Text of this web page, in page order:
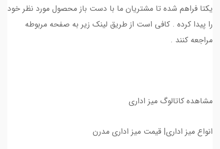
یکتا فراهم شده تا مشتریان ما با دست باز محصول مورد نظر خود
را پیدا کرده . کافی است از طریق لینک زیر به صفحه مربوطه
مراجعه کنند .
مشاهده کاتالوگ میز اداری
انواع میز اداری| قیمت میز اداری مدرن